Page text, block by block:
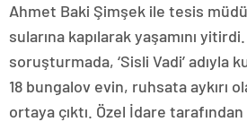
Ahmet Baki Şimşek ile tesis
sularına kapılarak yaşamını
soruşturmada, ‘Sisli Vadi’ adıyla
18 bungalov evin, ruhsata aykırı
ortaya çıktı. Özel İdare